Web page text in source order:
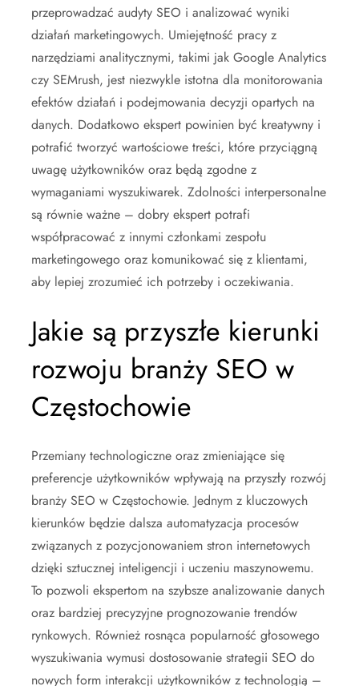
przeprowadzać audyty SEO i analizować wyniki
działań marketingowych. Umiejętność pracy z
narzędziami analitycznymi, takimi jak Google Analytics
czy SEMrush, jest niezwykle istotna dla monitorowania
efektów działań i podejmowania decyzji opartych na
danych. Dodatkowo ekspert powinien być kreatywny i
potrafić tworzyć wartościowe treści, które przyciągną
uwagę użytkowników oraz będą zgodne z
wymaganiami wyszukiwarek. Zdolności interpersonalne
są równie ważne – dobry ekspert potrafi
współpracować z innymi członkami zespołu
marketingowego oraz komunikować się z klientami,
aby lepiej zrozumieć ich potrzeby i oczekiwania.
Jakie są przyszłe kierunki
rozwoju branży SEO w
Częstochowie
Przemiany technologiczne oraz zmieniające się
preferencje użytkowników wpływają na przyszły rozwój
branży SEO w Częstochowie. Jednym z kluczowych
kierunków będzie dalsza automatyzacja procesów
związanych z pozycjonowaniem stron internetowych
dzięki sztucznej inteligencji i uczeniu maszynowemu.
To pozwoli ekspertom na szybsze analizowanie danych
oraz bardziej precyzyjne prognozowanie trendów
rynkowych. Również rosnąca popularność głosowego
wyszukiwania wymusi dostosowanie strategii SEO do
nowych form interakcji użytkowników z technologią –